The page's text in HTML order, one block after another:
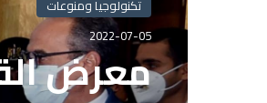
تكنولوجيا ومنوعات
2022-07-05
تكنولوجيا ومنوعات
2022-07-05